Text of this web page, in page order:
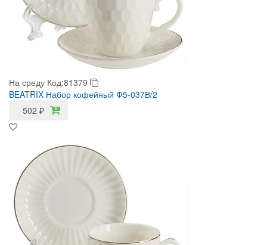
На среду Код:81379
BEATRIX Набор кофейный Ф5-037В/2
502 ₽